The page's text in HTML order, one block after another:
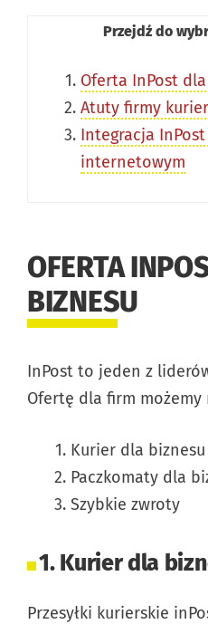
Przejdź do
Oferta InPost
Atuty firmy
Integracja
internetowym
OFERTA
BIZNESU
InPost to jeden z
Ofertę dla firm
Kurier dla biznesu
Paczkomaty dla
Szybkie zwroty
1. Kurier dla
Przesyłki kurierskie